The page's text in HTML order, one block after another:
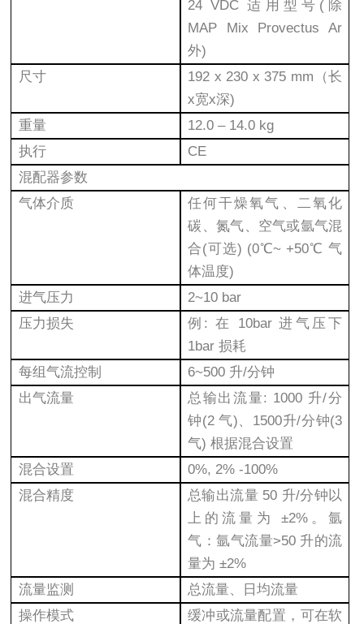
24 VDC 适用型号(除
MAP Mix Provectus Ar
外)
尺寸
192 x 230 x 375 mm（长
x宽x深)
重量
12.0 – 14.0 kg
执行
CE
混配器参数
气体介质
任何干燥氧气、二氧化
碳、氮气、空气或氩气混
合(可选) (0℃~ +50℃ 气
体温度)
进气压力
2~10 bar
压力损失
例: 在 10bar 进气压下
1bar 损耗
每组气流控制
6~500 升/分钟
出气流量
总输出流量: 1000 升/分
钟(2 气)、1500升/分钟(3
气) 根据混合设置
混合设置
0%, 2% -100%
混合精度
总输出流量 50 升/分钟以
上的流量为 ±2%。氩
气：氩气流量>50 升的流
量为 ±2%
流量监测
总流量、日均流量
操作模式
缓冲或流量配置，可在软